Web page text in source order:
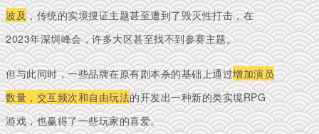
波及，传统的实境搜证主题甚至遭到了毁灭性打击，在
2023年深圳峰会，许多大区甚至找不到参赛主题。
但与此同时，一些品牌在原有剧本杀的基础上通过增加演员
数量，交互频次和自由玩法的开发出一种新的类实境RPG
游戏，也赢得了一些玩家的喜爱。